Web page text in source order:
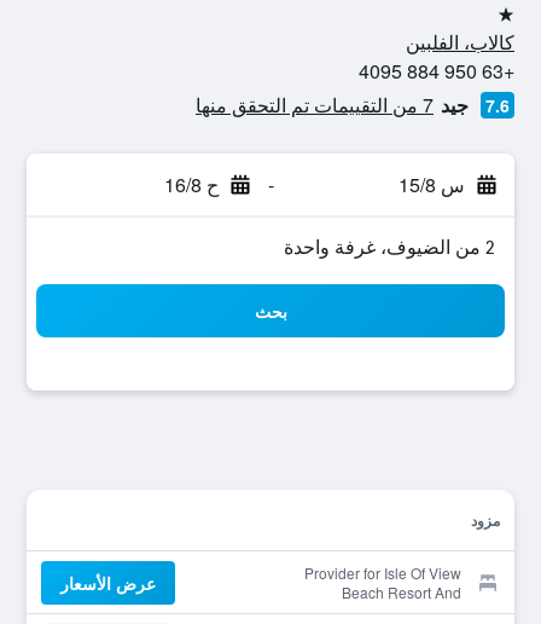
نجمة واحدة
كالاب، الفلبين
+63 950 884 4095
7.6 جيد 7 من التقييمات تم التحقق منها
س 15/8 - ح 16/8
2 من الضيوف، غرفة واحدة
بحث
مزود
Provider for Isle Of View
Beach Resort And
Guesthouse
عرض الأسعار